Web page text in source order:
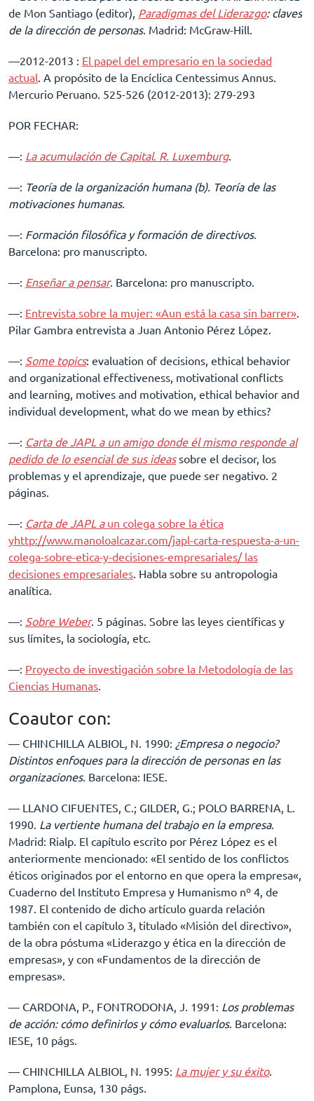
de Mon Santiago (editor), Paradigmas del Liderazgo: claves
de la dirección de personas. Madrid: McGraw-Hill.
––2012-2013 : El papel del empresario en la sociedad
actual. A propósito de la Encíclica Centessimus Annus.
Mercurio Peruano. 525-526 (2012-2013): 279-293
POR FECHAR:
––: La acumulación de Capital. R. Luxemburg.
––: Teoría de la organización humana (b). Teoría de las
motivaciones humanas.
––: Formación filosófica y formación de directivos.
Barcelona: pro manuscripto.
––: Enseñar a pensar. Barcelona: pro manuscripto.
––: Entrevista sobre la mujer: «Aun está la casa sin barrer».
Pilar Gambra entrevista a Juan Antonio Pérez López.
––: Some topics: evaluation of decisions, ethical behavior
and organizational effectiveness, motivational conflicts
and learning, motives and motivation, ethical behavior and
individual development, what do we mean by ethics?
––: Carta de JAPL a un amigo donde él mismo responde al
pedido de lo esencial de sus ideassobre el decisor, los
problemas y el aprendizaje, que puede ser negativo. 2
páginas.
––: Carta de JAPL a un colega sobre la ética
yhttp://www.manoloalcazar.com/japl-carta-respuesta-a-un-
colega-sobre-etica-y-decisiones-empresariales/las
decisiones empresariales. Habla sobre su antropologia
analítica.
––: Sobre Weber. 5 páginas. Sobre las leyes científicas y
sus límites, la sociología, etc.
––: Proyecto de investigación sobre la Metodología de las
Ciencias Humanas.
Coautor con:
–– CHINCHILLA ALBIOL, N. 1990: ¿Empresa o negocio?
Distintos enfoques para la dirección de personas en las
organizaciones. Barcelona: IESE.
–– LLANO CIFUENTES, C.; GILDER, G.; POLO BARRENA, L.
1990. La vertiente humana del trabajo en la empresa.
Madrid: Rialp. El capítulo escrito por Pérez López es el
anteriormente mencionado: «El sentido de los conflictos
éticos originados por el entorno en que opera la empresa«,
Cuaderno del Instituto Empresa y Humanismo nº 4, de
1987. El contenido de dicho artículo guarda relación
también con el capítulo 3, titulado «Misión del directivo»,
de la obra póstuma «Liderazgo y ética en la dirección de
empresas», y con «Fundamentos de la dirección de
empresas».
–– CARDONA, P., FONTRODONA, J. 1991: Los problemas
de acción: cómo definirlos y cómo evaluarlos. Barcelona:
IESE, 10 págs.
–– CHINCHILLA ALBIOL, N. 1995: La mujer y su éxito.
Pamplona, Eunsa, 130 págs.